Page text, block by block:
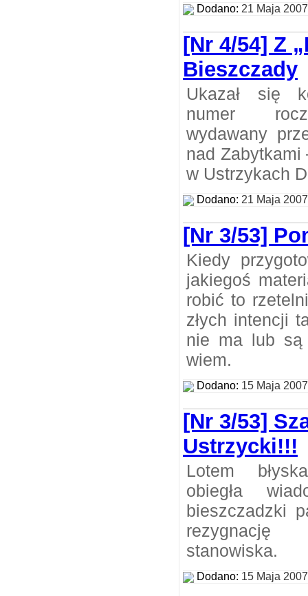
Dodano: 21 Maja 2007
[Nr 4/54] Z
Bieszczady
Ukazał się
numer
wydawany
nad Zabytkami
w Ustrzykach
Dodano: 21 Maja 2007
[Nr 3/53]
Kiedy
jakiegoś
robić to
złych intencji
nie ma lub
wiem.
Dodano: 15 Maja 2007
[Nr 3/53]
Ustrzycki!!!
Lotem
obiegła
bieszczadzki
stanowiska.
Dodano: 15 Maja 2007